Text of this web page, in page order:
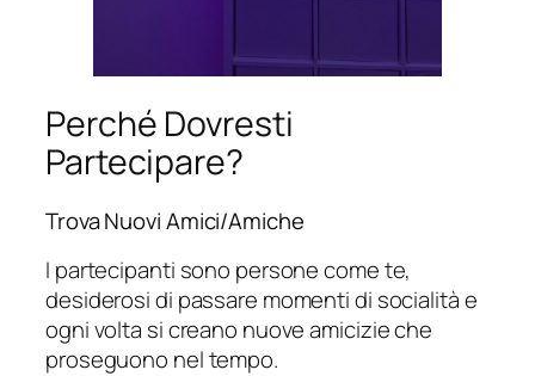
Perché Dovresti
Partecipare?
Trova Nuovi Amici/Amiche
I partecipanti sono persone come te,
desiderosi di passare momenti di socialità e
ogni volta si creano nuove amicizie che
proseguono nel tempo.